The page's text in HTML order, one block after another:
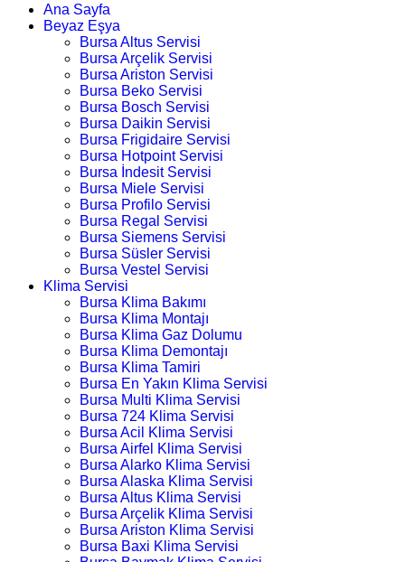
Ana Sayfa
Beyaz Eşya
Bursa Altus Servisi
Bursa Arçelik Servisi
Bursa Ariston Servisi
Bursa Beko Servisi
Bursa Bosch Servisi
Bursa Daikin Servisi
Bursa Frigidaire Servisi
Bursa Hotpoint Servisi
Bursa İndesit Servisi
Bursa Miele Servisi
Bursa Profilo Servisi
Bursa Regal Servisi
Bursa Siemens Servisi
Bursa Süsler Servisi
Bursa Vestel Servisi
Klima Servisi
Bursa Klima Bakımı
Bursa Klima Montajı
Bursa Klima Gaz Dolumu
Bursa Klima Demontajı
Bursa Klima Tamiri
Bursa En Yakın Klima Servisi
Bursa Multi Klima Servisi
Bursa 724 Klima Servisi
Bursa Acil Klima Servisi
Bursa Airfel Klima Servisi
Bursa Alarko Klima Servisi
Bursa Alaska Klima Servisi
Bursa Altus Klima Servisi
Bursa Arçelik Klima Servisi
Bursa Ariston Klima Servisi
Bursa Baxi Klima Servisi